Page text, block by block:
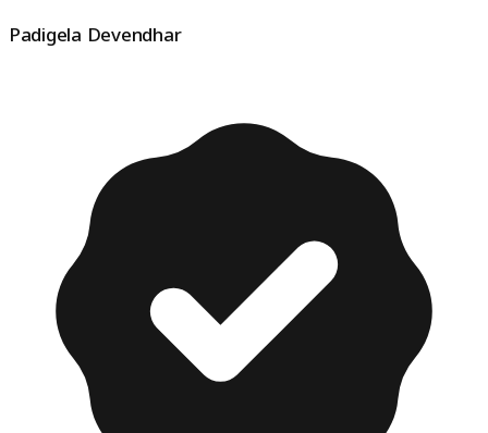
Padigela Devendhar